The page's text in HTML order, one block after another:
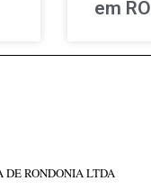
em RO
DE RONDONIA LTDA